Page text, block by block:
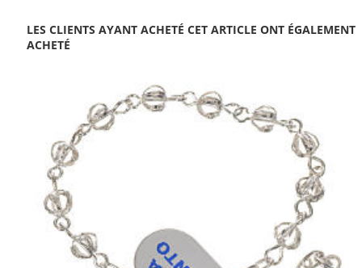
LES CLIENTS AYANT ACHETÉ CET ARTICLE ONT ÉGALEMENT
ACHETÉ